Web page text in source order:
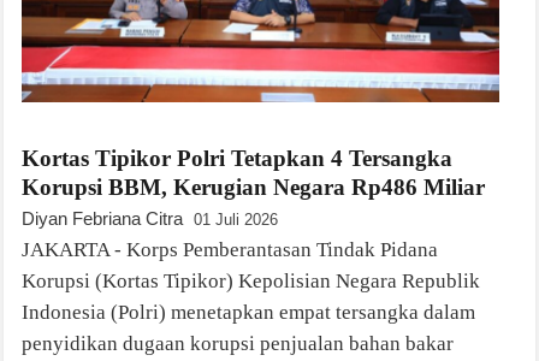
Kortas Tipikor Polri Tetapkan 4 Tersangka
Korupsi BBM, Kerugian Negara Rp486 Miliar
Diyan Febriana Citra 01 Juli 2026
JAKARTA - Korps Pemberantasan Tindak Pidana
Korupsi (Kortas Tipikor) Kepolisian Negara Republik
Indonesia (Polri) menetapkan empat tersangka dalam
penyidikan dugaan korupsi penjualan bahan bakar